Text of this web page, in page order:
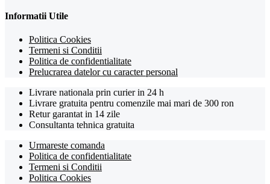
Informatii Utile
Politica Cookies
Termeni si Conditii
Politica de confidentialitate
Prelucrarea datelor cu caracter personal
Livrare nationala prin curier in 24 h
Livrare gratuita pentru comenzile mai mari de 300 ron
Retur garantat in 14 zile
Consultanta tehnica gratuita
Urmareste comanda
Politica de confidentialitate
Termeni si Conditii
Politica Cookies